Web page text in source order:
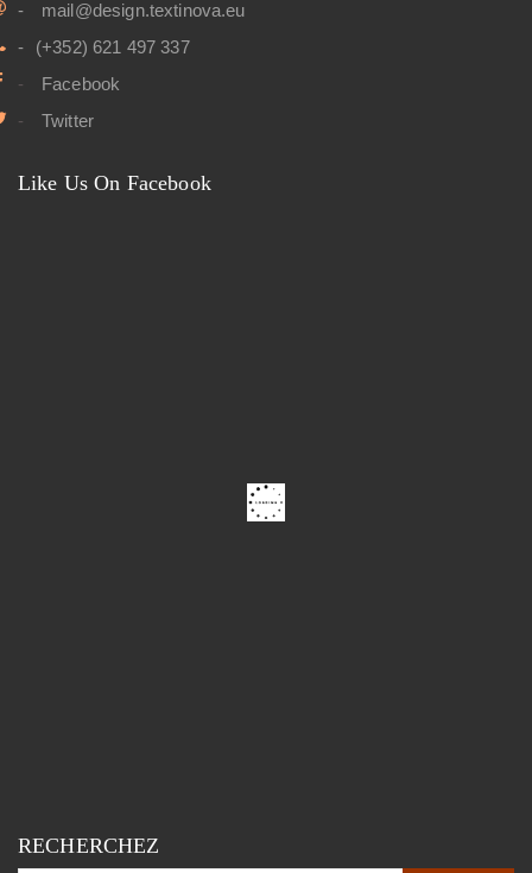
mail@design.textinova.eu
(+352) 621 497 337
Facebook
Twitter
Like Us On Facebook
RECHERCHEZ